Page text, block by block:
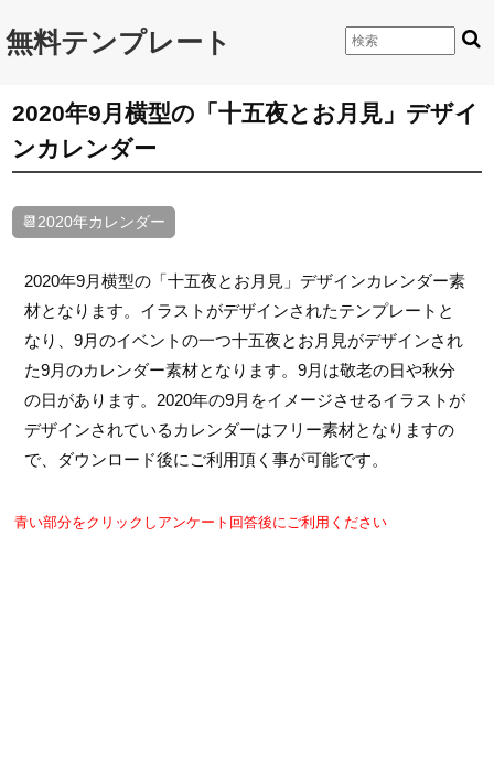
無料テンプレート
2020年9月横型の「十五夜とお月見」デザイ
ンカレンダー
📆2020年カレンダー
2020年9月横型の「十五夜とお月見」デザインカレンダー素
材となります。イラストがデザインされたテンプレートと
なり、9月のイベントの一つ十五夜とお月見がデザインされ
た9月のカレンダー素材となります。9月は敬老の日や秋分
の日があります。2020年の9月をイメージさせるイラストが
デザインされているカレンダーはフリー素材となりますの
で、ダウンロード後にご利用頂く事が可能です。
青い部分をクリックしアンケート回答後にご利用ください